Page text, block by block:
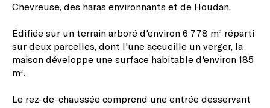
Chevreuse, des haras environnants et de Houdan.
Édifiée sur un terrain arboré d'environ 6 778 m² réparti
sur deux parcelles, dont l'une accueille un verger, la
maison développe une surface habitable d'environ 185
m².
Le rez-de-chaussée comprend une entrée desservant